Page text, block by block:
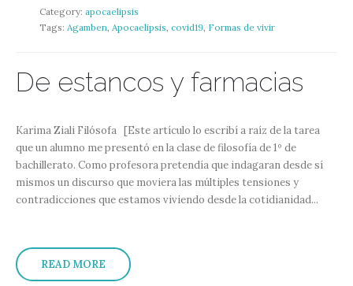
Category: apocaelipsis
Tags: Agamben, Apocaelipsis, covid19, Formas de vivir
De estancos y farmacias
Karima Ziali Filósofa [Este artículo lo escribí a raíz de la tarea
que un alumno me presentó en la clase de filosofía de 1º de
bachillerato. Como profesora pretendía que indagaran desde sí
mismos un discurso que moviera las múltiples tensiones y
contradicciones que estamos viviendo desde la cotidianidad...
READ MORE